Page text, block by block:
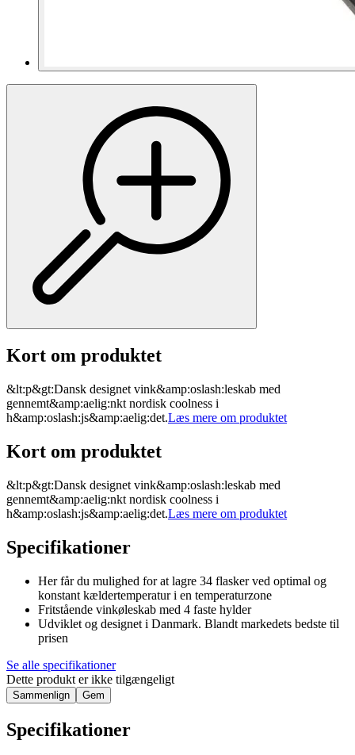
Kort om produktet
&lt:p&gt:Dansk designet vink&amp:oslash:leskab med
gennemt&amp:aelig:nkt nordisk coolness i
h&amp:oslash:js&amp:aelig:det.Læs mere om produktet
Kort om produktet
&lt:p&gt:Dansk designet vink&amp:oslash:leskab med
gennemt&amp:aelig:nkt nordisk coolness i
h&amp:oslash:js&amp:aelig:det.Læs mere om produktet
Specifikationer
Her får du mulighed for at lagre 34 flasker ved optimal og
konstant kældertemperatur i en temperaturzone
Fritstående vinkøleskab med 4 faste hylder
Udviklet og designet i Danmark. Blandt markedets bedste til
prisen
Se alle specifikationer
Dette produkt er ikke tilgængeligt
Sammenlign Gem
Specifikationer